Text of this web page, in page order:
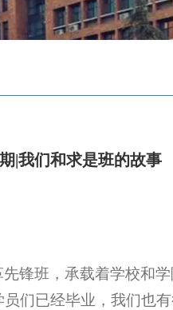
|我们和求是班的故事
锋班，承载着学校和
们已经毕业，我们也